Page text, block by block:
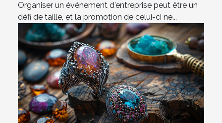
Organiser un événement d'entreprise peut être un
défi de taille, et la promotion de celui-ci ne...